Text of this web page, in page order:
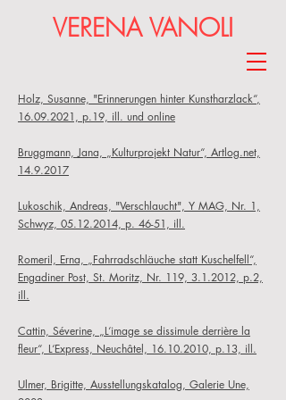
VERENA VANOLI
Holz, Susanne, "Erinnerungen hinter Kunstharzlack“,
16.09.2021, p.19, ill. und online
Bruggmann, Jana, „Kulturprojekt Natur“, Artlog.net,
14.9.2017
Lukoschik, Andreas, "Verschlaucht", Y MAG, Nr. 1,
Schwyz, 05.12.2014, p. 46-51, ill.
Romeril, Erna, „Fahrradschläuche statt Kuschelfell“,
Engadiner Post, St. Moritz, Nr. 119, 3.1.2012, p.2,
ill.
Cattin, Séverine, „L‘image se dissimule derrière la
fleur“, L‘Express, Neuchâtel, 16.10.2010, p.13, ill.
Ulmer, Brigitte, Ausstellungskatalog, Galerie Une,